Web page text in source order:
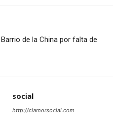
de la China por falta de
social
http://clamorsocial.com